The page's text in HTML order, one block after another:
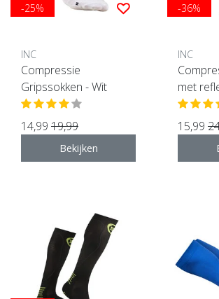
-25%
INC
Compressie
Gripssokken - Wit
14,99 19,99
Bekijken
-36%
INC
met
15,99